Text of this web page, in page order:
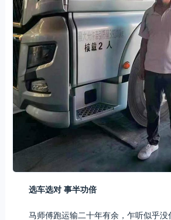
选车选对 事半功倍
马师傅跑运输二十年有余，乍听似乎